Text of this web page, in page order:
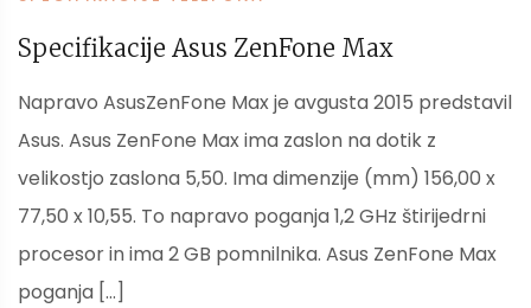
Specifikacije Asus ZenFone Max
Napravo AsusZenFone Max je avgusta 2015 predstavil
Asus. Asus ZenFone Max ima zaslon na dotik z
velikostjo zaslona 5,50. Ima dimenzije (mm) 156,00 x
77,50 x 10,55. To napravo poganja 1,2 GHz štirijedrni
procesor in ima 2 GB pomnilnika. Asus ZenFone Max
poganja […]